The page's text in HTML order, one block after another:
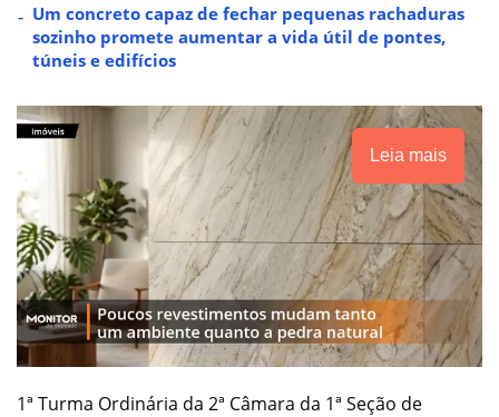
Um concreto capaz de fechar pequenas rachaduras
sozinho promete aumentar a vida útil de pontes,
túneis e edifícios
Leia mais
1ª Turma Ordinária da 2ª Câmara da 1ª Seção de